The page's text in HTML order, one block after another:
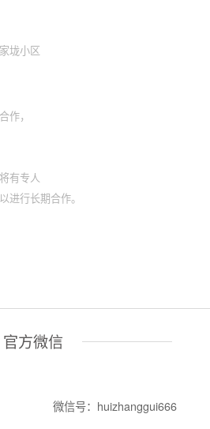
垅小区
作，
有专人
进行长期合作。
官方微信
微信号：huizhanggui666